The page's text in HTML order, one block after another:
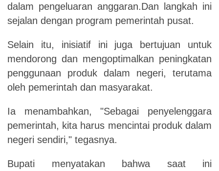
dalam pengeluaran anggaran.Dan langkah ini
sejalan dengan program pemerintah pusat.
Selain itu, inisiatif ini juga bertujuan untuk
mendorong dan mengoptimalkan peningkatan
penggunaan produk dalam negeri, terutama
oleh pemerintah dan masyarakat.
Ia menambahkan, "Sebagai penyelenggara
pemerintah, kita harus mencintai produk dalam
negeri sendiri," tegasnya.
Bupati menyatakan bahwa saat ini